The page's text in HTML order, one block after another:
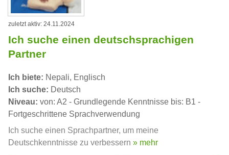
zuletzt aktiv: 24.11.2024
Ich suche einen deutschsprachigen
Partner
Ich biete: Nepali, Englisch
Ich suche: Deutsch
Niveau: von: A2 - Grundlegende Kenntnisse bis: B1 -
Fortgeschrittene Sprachverwendung
Ich suche einen Sprachpartner, um meine
Deutschkenntnisse zu verbessern » mehr